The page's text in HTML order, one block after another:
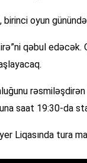
birinci oyun
qəbul
rəsmiləşdirən
saat 19:30-da
Liqasında tura